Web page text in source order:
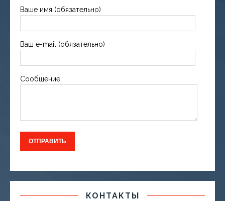
Ваше имя (обязательно)
Ваш e-mail (обязательно)
Сообщение
КОНТАКТЫ